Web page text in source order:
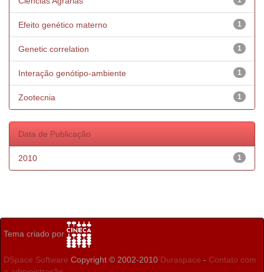
1
Efeito genético materno
1
Genetic correlation
1
Interação genótipo-ambiente
1
Zootecnia
Data de Publicação
1
2010
Tema criado por
DSpace Software Copyright © 2002-2010 Duraspace - Contato com